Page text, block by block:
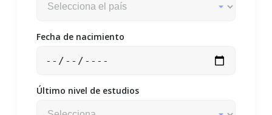
Fecha de nacimiento
Último nivel de estudios